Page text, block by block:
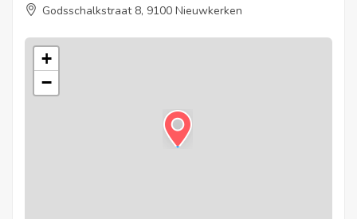
Godsschalkstraat 8, 9100 Nieuwkerken
+
−